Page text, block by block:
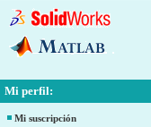
Mi perfil:
Mi suscripción